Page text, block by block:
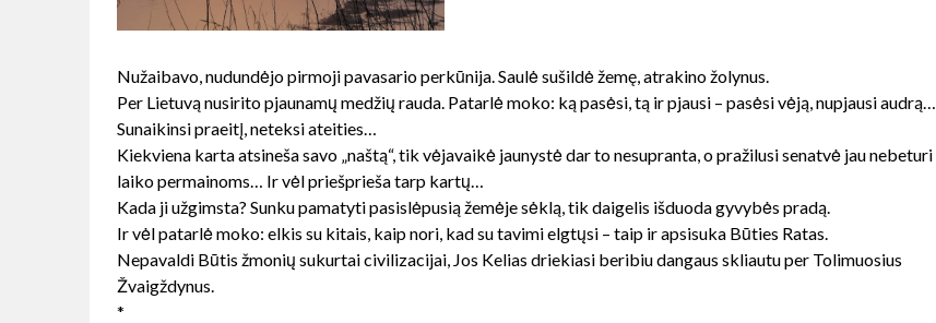
Nužaibavo, nudundėjo pirmoji pavasario perkūnija. Saulė sušildė žemę, atrakino žolynus.
Per Lietuvą nusirito pjaunamų medžių rauda. Patarlė moko: ką pasėsi, tą ir pjausi – pasėsi vėją, nupjausi audrą…
Sunaikinsi praeitį, neteksi ateities…
Kiekviena karta atsineša savo „naštą“, tik vėjavaikė jaunystė dar to nesupranta, o pražilusi senatvė jau nebeturi
laiko permainoms… Ir vėl priešprieša tarp kartų…
Kada ji užgimsta? Sunku pamatyti pasislėpusią žemėje sėklą, tik daigelis išduoda gyvybės pradą.
Ir vėl patarlė moko: elkis su kitais, kaip nori, kad su tavimi elgtųsi – taip ir apsisuka Būties Ratas.
Nepavaldi Būtis žmonių sukurtai civilizacijai, Jos Kelias driekiasi beribiu dangaus skliautu per Tolimuosius
Žvaigždynus.
*